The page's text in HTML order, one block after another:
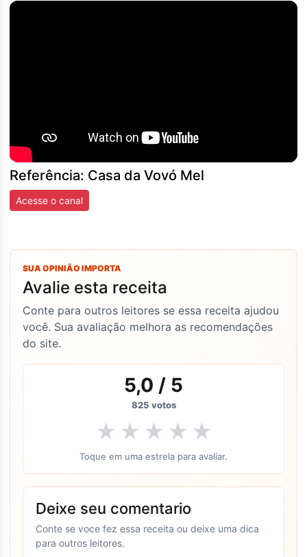
Referência: Casa da Vovó Mel
Acesse o canal
SUA OPINIÃO IMPORTA
Avalie esta receita
Conte para outros leitores se essa receita ajudou
você. Sua avaliação melhora as recomendações
do site.
5,0 / 5
825 votos
★ ★ ★ ★ ★
Toque em uma estrela para avaliar.
Deixe seu comentario
Conte se voce fez essa receita ou deixe uma dica
para outros leitores.